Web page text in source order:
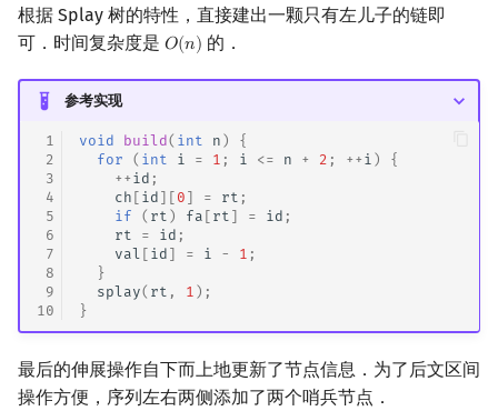
根据 Splay 树的特性，直接建出一颗只有左儿子的链即
可．时间复杂度是 𝑂(𝑛)
O(n) 的．
参考实现
1
2
3
4
5
6
7
8
9
10
void build( int n )
{
for
( int i = 1 ; i <= n + 2 ; ++ i )
{
++ id ;
ch [ id ][ 0 ] = rt ;
if
( rt ) fa [ rt ] = id ;
rt
= id ;
val [ id ] = i - 1 ;
}
splay( rt , 1 );
}
最后的伸展操作自下而上地更新了节点信息．为了后文区间
操作方便，序列左右两侧添加了两个哨兵节点．